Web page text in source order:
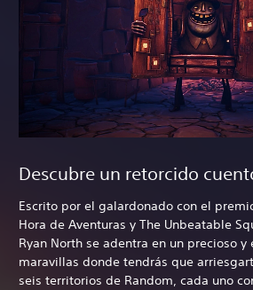
Descubre un retorcido
Escrito por el galardonado con el
Hora de Aventuras y The Unbeatable
Ryan North se adentra en un precioso
maravillas donde tendrás que
seis territorios de Random, cada uno